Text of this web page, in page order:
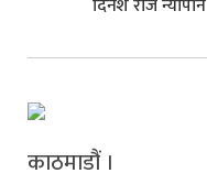
दिनेश राज न्यौपाने
काठमाडौं ।